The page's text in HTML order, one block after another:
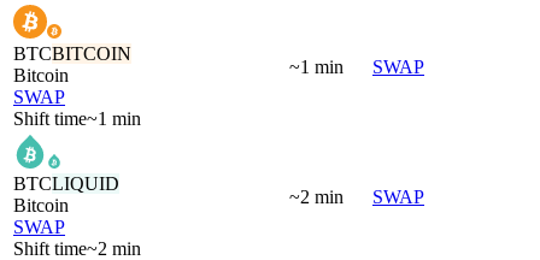
BTCBITCOIN
Bitcoin
SWAP
Shift time~1 min
~1 min SWAP
BTCLIQUID
Bitcoin
SWAP
Shift time~2 min
~2 min SWAP